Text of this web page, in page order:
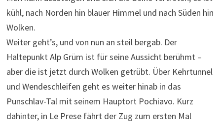
kühl, nach Norden hin blauer Himmel und nach Süden hin
Wolken.
Weiter geht’s, und von nun an steil bergab. Der
Haltepunkt Alp Grüm ist für seine Aussicht berühmt –
aber die ist jetzt durch Wolken getrübt. Über Kehrtunnel
und Wendeschleifen geht es weiter hinab in das
Punschlav-Tal mit seinem Hauptort Pochiavo. Kurz
dahinter, in Le Prese fährt der Zug zum ersten Mal